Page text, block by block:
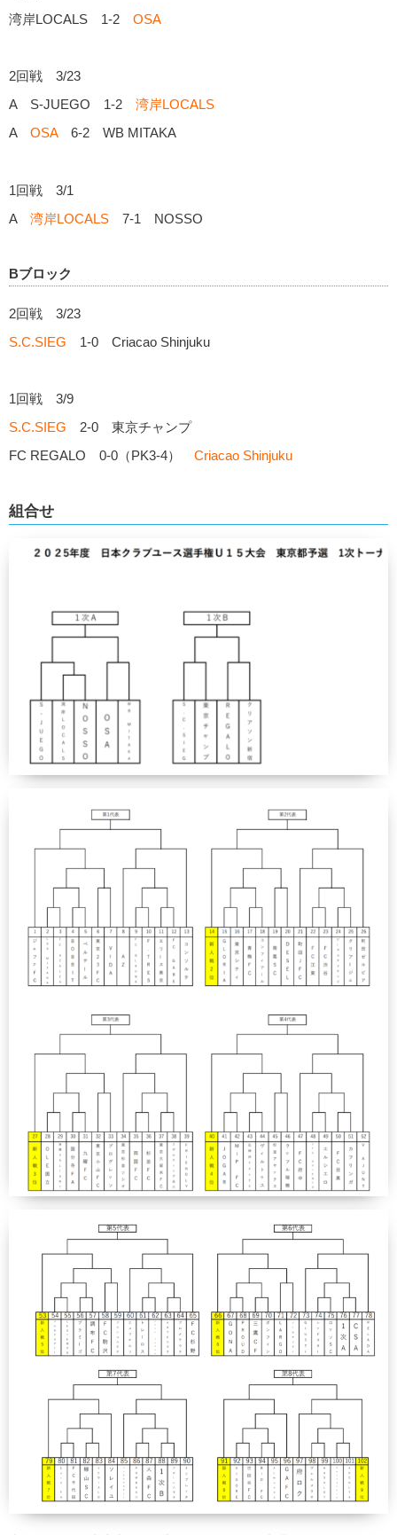
湾岸LOCALS 1-2 OSA
2回戦 3/23
A S-JUEGO 1-2 湾岸LOCALS
A OSA6-2 WB MITAKA
1回戦 3/1
A 湾岸LOCALS 7-1 NOSSO
Bブロック
2回戦 3/23
S.C.SIEG 1-0 Criacao Shinjuku
1回戦 3/9
S.C.SIEG 2-0 東京チャンプ
FC REGALO 0-0（PK3-4） Criacao Shinjuku
組合せ